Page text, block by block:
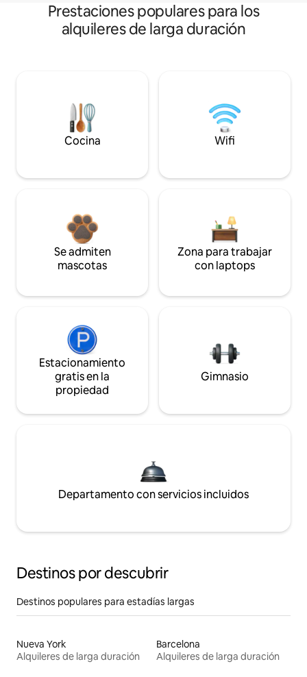
Prestaciones populares para los
alquileres de larga duración
Cocina Wifi
Se admiten
mascotas
Zona para trabajar
con laptops
Estacionamiento
gratis en la
propiedad
Gimnasio
Departamento con servicios incluidos
Destinos por descubrir
Destinos populares para estadías largas
Nueva York
Alquileres de larga duración
Barcelona
Alquileres de larga duración